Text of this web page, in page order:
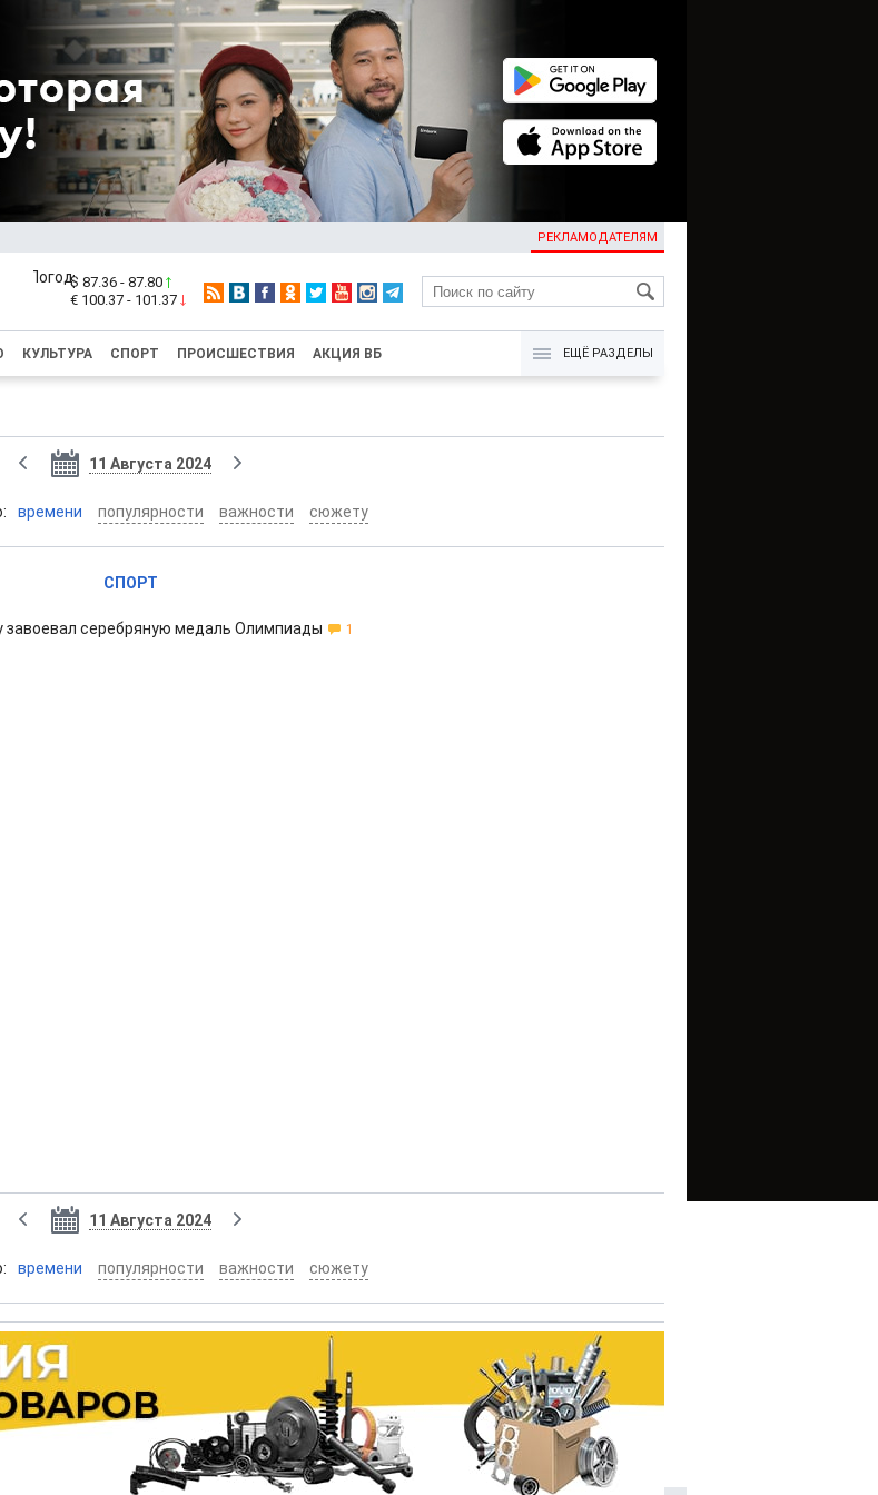
РЕКЛАМОДАТЕЛЯМ
KG
$ 87.36 - 87.80
€ 100.37 - 101.37
КУЛЬТУРА СПОРТ ПРОИСШЕСТВИЯ АКЦИЯ ВБ ЕЩЁ РАЗДЕЛЫ
11 Августа 2024
времени популярности важности сюжету
СПОРТ
завоевал серебряную медаль Олимпиады 1
11 Августа 2024
времени популярности важности сюжету